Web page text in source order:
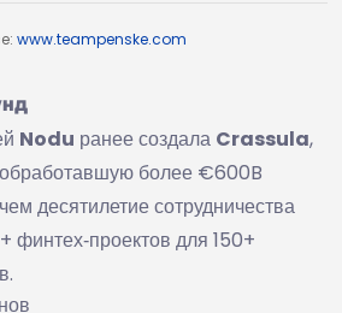
www.teampenske.com
Nodu ранее создала Crassula,
более €600B
десятилетие сотрудничества
финтех‑проектов для 150+